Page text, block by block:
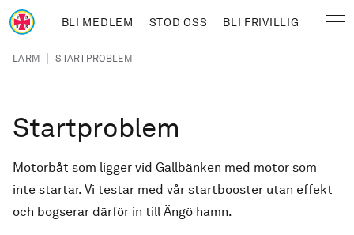
Hoppa till huvudinnehåll
BLI MEDLEM STÖD OSS BLI FRIVILLIG
Länkstig
LARM | STARTPROBLEM
Startproblem
Motorbåt som ligger vid Gallbänken med motor som
inte startar. Vi testar med vår startbooster utan effekt
och bogserar därför in till Ängö hamn.